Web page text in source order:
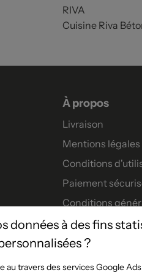
RIVA
Cuisine Riva
À propos
Livraison
Mentions légales
Conditions
Paiement
Conditions
Garanties
Tous nos
Financement
données à des fins
?
au travers des services Google